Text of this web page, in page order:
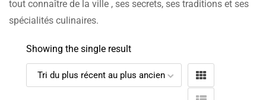
tout connaître de la ville , ses secrets, ses traditions et ses
spécialités culinaires.
Showing the single result